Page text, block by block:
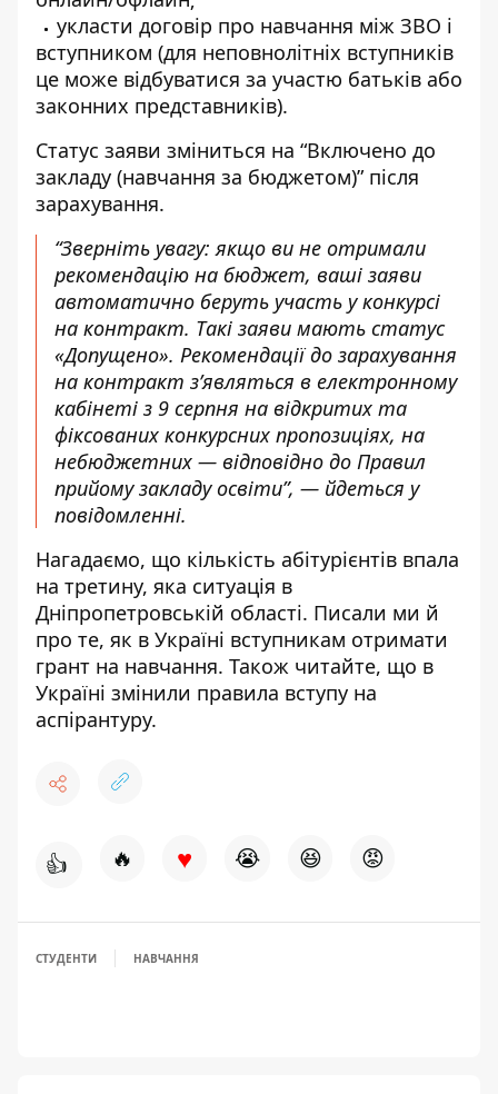
укласти договір про навчання між ЗВО і
вступником (для неповнолітніх вступників
це може відбуватися за участю батьків або
законних представників).
Статус заяви зміниться на “Включено до
закладу (навчання за бюджетом)” після
зарахування.
“Зверніть увагу: якщо ви не отримали
рекомендацію на бюджет, ваші заяви
автоматично беруть участь у конкурсі
на контракт. Такі заяви мають статус
«Допущено». Рекомендації до зарахування
на контракт з’являться в електронному
кабінеті з 9 серпня на відкритих та
фіксованих конкурсних пропозиціях, на
небюджетних — відповідно до Правил
прийому закладу освіти”, — йдеться у
повідомленні.
Нагадаємо, що кількість абітурієнтів впала
на третину, яка ситуація в
Дніпропетровській області. Писали ми й
про те, як в Україні вступникам отримати
грант на навчання. Також читайте, що в
Україні змінили правила вступу на
аспірантуру.
👍 🔥 ♥ 😭 😆 😡
СТУДЕНТИ НАВЧАННЯ